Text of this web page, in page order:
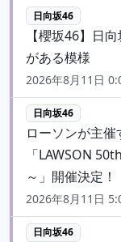
日向坂46
【櫻坂46】日
がある模様
2026年8月11日
日向坂46
ローソンが主
「LAWSON
～」開催決定！
2026年8月11日
日向坂46